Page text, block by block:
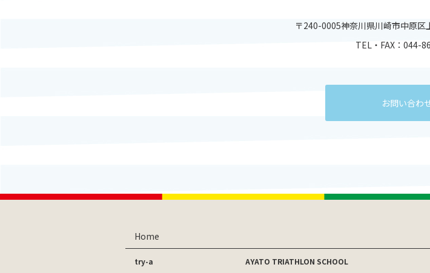
〒240-0005神奈川県川崎市中原
TEL・FAX：044-
お問い合わ
Home
try-a AYATO TRIATHLON SCHOOL